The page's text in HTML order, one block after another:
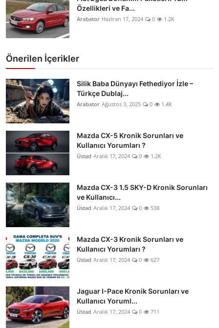
Özellikleri ve Fa...
Arabator Haziran 17, 2024 0 1.2K
Önerilen İçerikler
Silik Baba Dünyayı Fethediyor İzle –
Türkçe Dublaj...
Arabator Ağustos 3, 2025 0 1.4K
Mazda CX-5 Kronik Sorunları ve
Kullanıcı Yorumları ?
Üstad Aralık 17, 2024 0 1.2K
Mazda CX-3 1.5 SKY-D Kronik Sorunları
ve Kullanıcı...
Üstad Aralık 17, 2024 0 538
Mazda CX-3 Kronik Sorunları ve
Kullanıcı Yorumları ?
Üstad Aralık 17, 2024 0 627
Jaguar I-Pace Kronik Sorunları ve
Kullanıcı Yoruml...
Üstad Aralık 17, 2024 0 711